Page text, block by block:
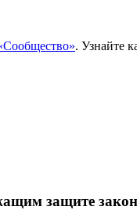
. Узнайте
защите